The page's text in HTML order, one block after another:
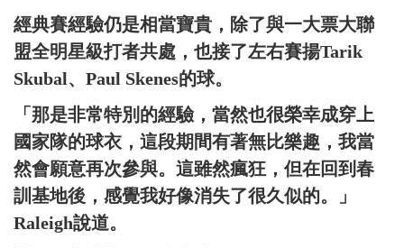
經典賽經驗仍是相當寶貴，除了與一大票大聯
盟全明星級打者共處，也接了左右賽揚Tarik
Skubal、Paul Skenes的球。
「那是非常特別的經驗，當然也很榮幸成穿上
國家隊的球衣，這段期間有著無比樂趣，我當
然會願意再次參與。這雖然瘋狂，但在回到春
訓基地後，感覺我好像消失了很久似的。」
Raleigh說道。